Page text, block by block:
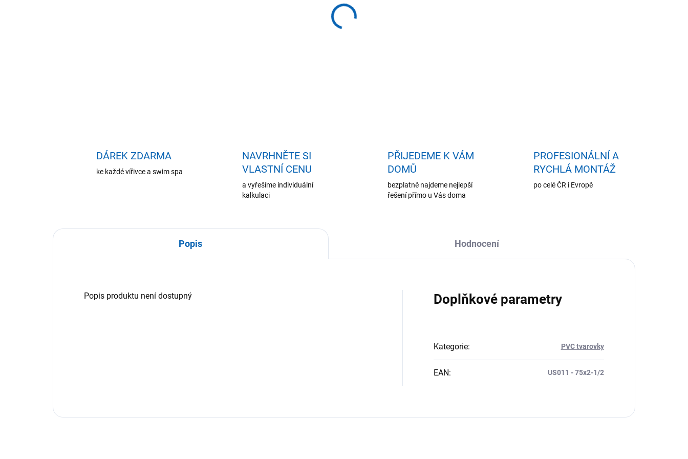
DÁREK ZDARMA
ke každé vířivce a swim spa
NAVRHNĚTE SI
VLASTNÍ CENU
a vyřešíme individuální
kalkulaci
PŘIJEDEME K VÁM
DOMŮ
bezplatně najdeme nejlepší
řešení přímo u Vás doma
PROFESIONÁLNÍ A
RYCHLÁ MONTÁŽ
po celé ČR i Evropě
Popis Hodnocení
Popis produktu není dostupný Doplňkové parametry
Kategorie: PVC tvarovky
EAN: US011 - 75x2-1/2